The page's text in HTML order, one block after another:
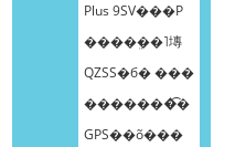
Plus 9SV���Ρ
����ܸ��˥塼
QZSS�б� ���
�������͡�
GPS��õ���